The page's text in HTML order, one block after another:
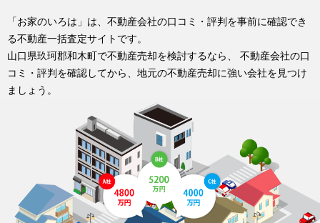
「お家のいろは」は、不動産会社の口コミ・評判を事前に確認でき
る不動産一括査定サイトです。
山口県玖珂郡和木町で不動産売却を検討するなら、 不動産会社の口
コミ・評判を確認してから、地元の不動産売却に強い会社を見つけ
ましょう。